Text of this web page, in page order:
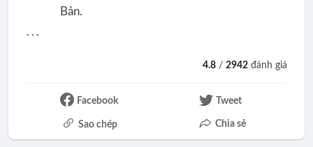
Bản.
```
4.8 /2942 đánh giá
Facebook Tweet
Sao chép Chia sẻ